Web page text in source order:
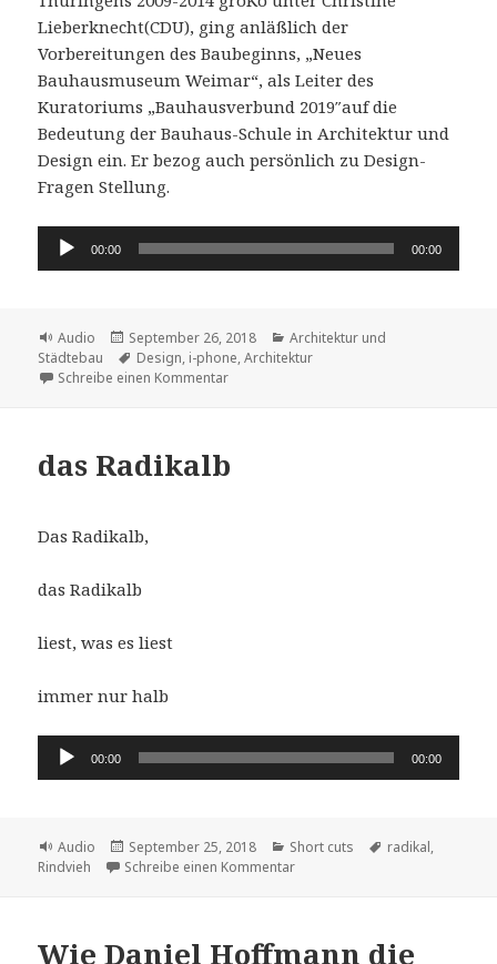
Lieberknecht(CDU), ging anläßlich der
Vorbereitungen des Baubeginns, „Neues
Bauhausmuseum Weimar“, als Leiter des
Kuratoriums „Bauhausverbund 2019″auf die
Bedeutung der Bauhaus-Schule in Architektur und
Design ein. Er bezog auch persönlich zu Design-
Fragen Stellung.
Audio-
00:00 00:00
Format
Audio
Veröffentlicht
am
September 26, 2018 Kategorien
Architektur und
Städtebau
Schlagwörter
Design, i-phone,Architektur
Schreibe einen Kommentarzu Christoph Matschie 2013 : I-Phone
das Radikalb
Das Radikalb,
das Radikalb
liest, was es liest
immer nur halb
Audio-
00:00 00:00
Format
Audio
Veröffentlicht
am
September 25, 2018 Kategorien
Short cuts Schlagwörter
radikal,
Rindvieh
Schreibe einen Kommentarzu das Radikalb
Wie Daniel Hoffmann die